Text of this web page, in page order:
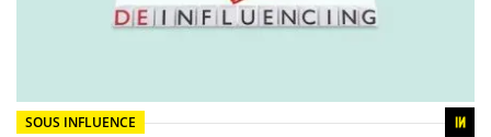
SOUS INFLUENCE